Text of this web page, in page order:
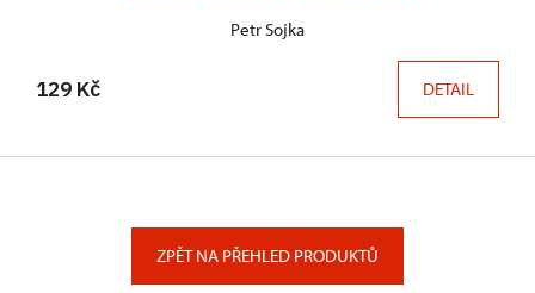
Petr Sojka
129 Kč DETAIL
ZPĚT NA PŘEHLED PRODUKTŮ